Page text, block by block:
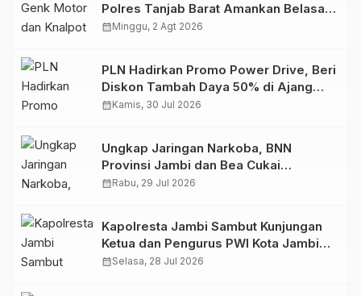
Polres Tanjab Barat Amankan Belasan
Kendaraan
calendar_monthMinggu, 2 Agt 2026
PLN Hadirkan Promo Power Drive, Beri
Diskon Tambah Daya 50% di Ajang
GIIAS 2026
calendar_monthKamis, 30 Jul 2026
Ungkap Jaringan Narkoba, BNN
Provinsi Jambi dan Bea Cukai
Amankan Sembilan Pelaku beserta
calendar_monthRabu, 29 Jul 2026
Kapolresta Jambi Sambut Kunjungan
Ketua dan Pengurus PWI Kota Jambi
Perkuat Sinergi dan Kolaborasi
calendar_monthSelasa, 28 Jul 2026